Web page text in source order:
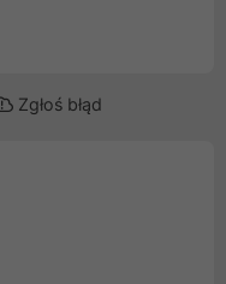
Zgłoś błąd